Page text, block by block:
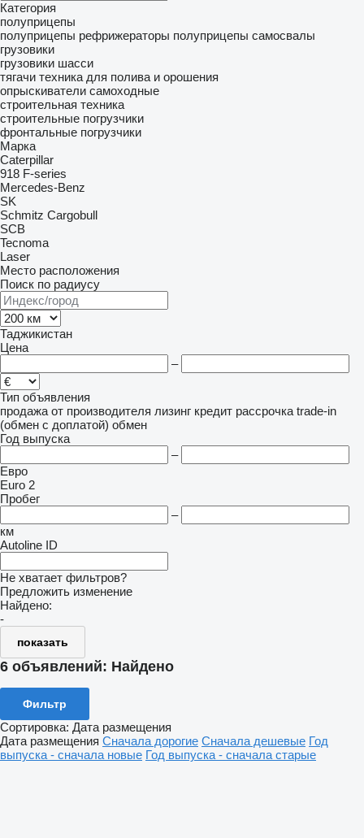
Категория
полуприцепы
полуприцепы рефрижераторы полуприцепы самосвалы
грузовики
грузовики шасси
тягачи техника для полива и орошения
опрыскиватели самоходные
строительная техника
строительные погрузчики
фронтальные погрузчики
Марка
Caterpillar
918 F-series
Mercedes-Benz
SK
Schmitz Cargobull
SCB
Tecnoma
Laser
Место расположения
Поиск по радиусу
Таджикистан
Цена
–
Тип объявления
продажа от производителя лизинг кредит рассрочка trade-in
(обмен с доплатой) обмен
Год выпуска
–
Евро
Euro 2
Пробег
–
км
Autoline ID
Не хватает фильтров?
Предложить изменение
Найдено:
-
показать
6 объявлений: Найдено
Фильтр
Сортировка: Дата размещения
Дата размещения Сначала дорогие Сначала дешевые Год
выпуска - сначала новые Год выпуска - сначала старые